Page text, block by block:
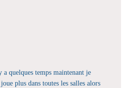
quelques temps maintenant je
plus dans toutes les salles alors